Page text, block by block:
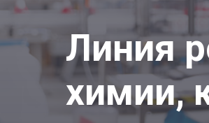
Линия
химии,